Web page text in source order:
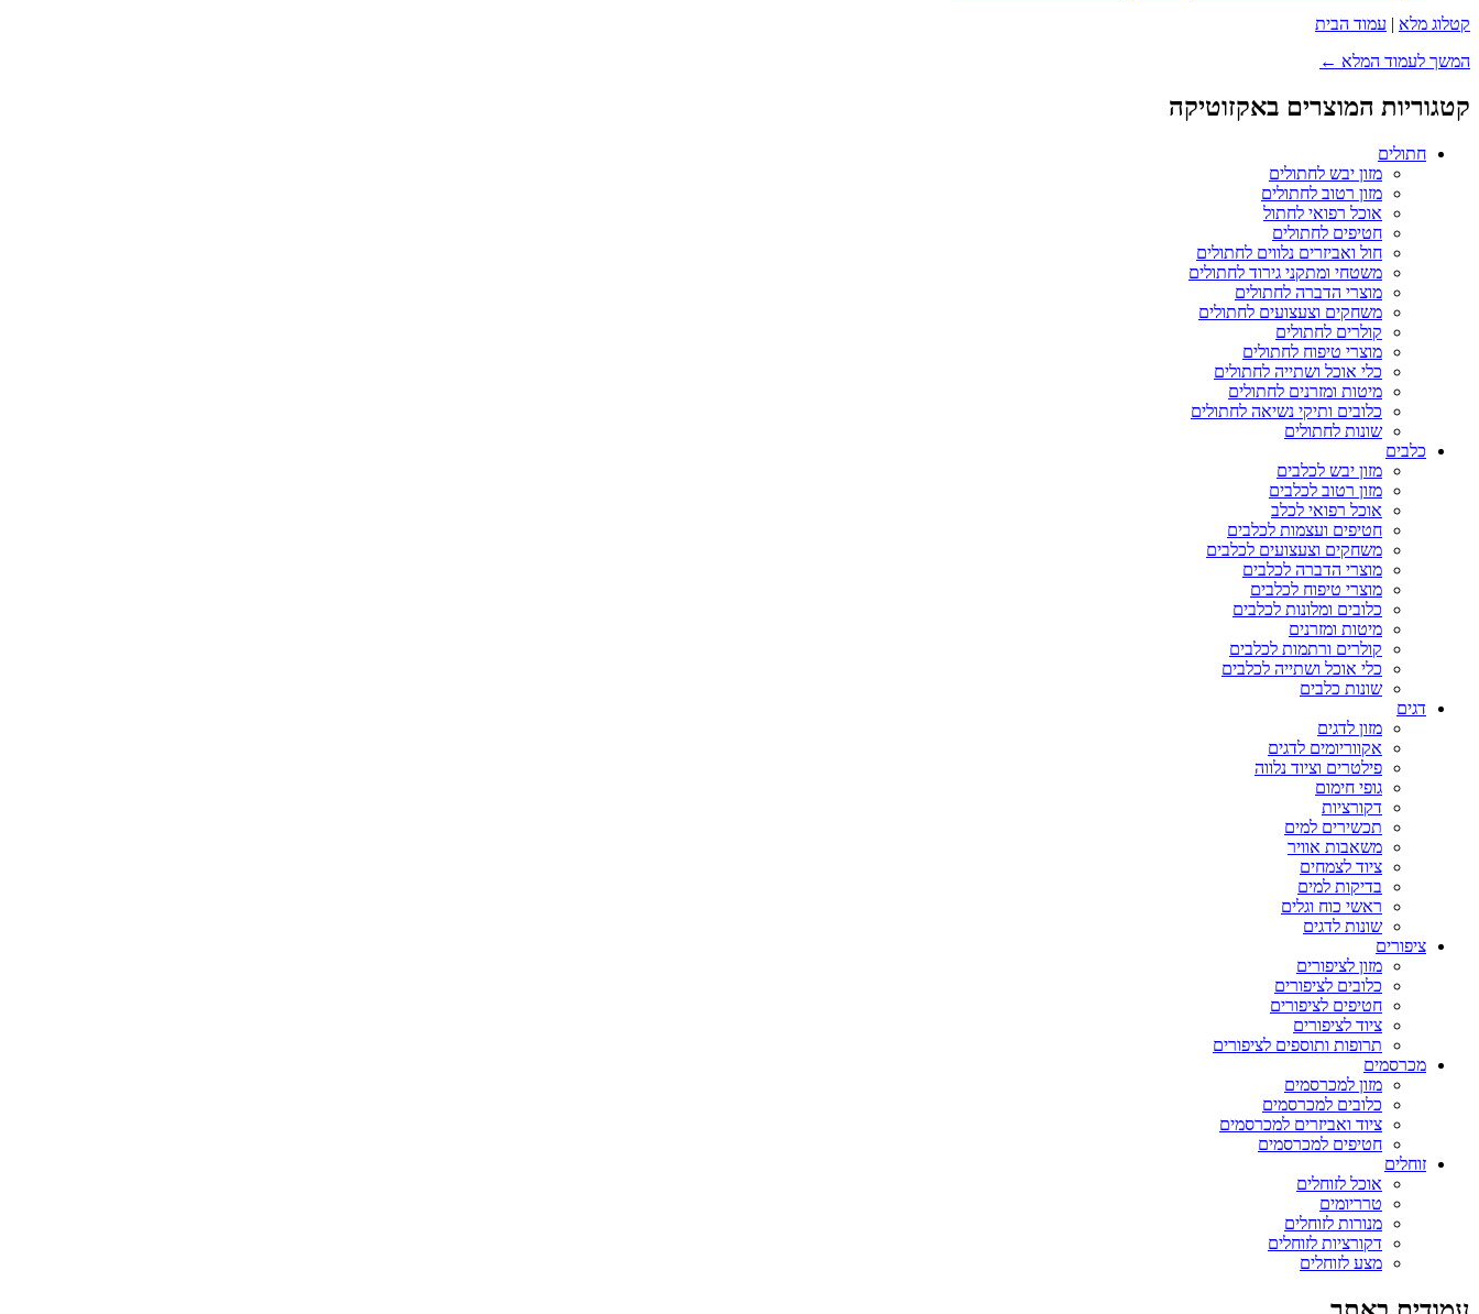
קטלוג מלא | עמוד הבית
המשך לעמוד המלא ←
קטגוריות המוצרים באקזוטיקה
חתולים
מזון יבש לחתולים
מזון רטוב לחתולים
אוכל רפואי לחתול
חטיפים לחתולים
חול ואביזרים נלווים לחתולים
משטחי ומתקני גירוד לחתולים
מוצרי הדברה לחתולים
משחקים וצעצועים לחתולים
קולרים לחתולים
מוצרי טיפוח לחתולים
כלי אוכל ושתייה לחתולים
מיטות ומזרנים לחתולים
כלובים ותיקי נשיאה לחתולים
שונות לחתולים
כלבים
מזון יבש לכלבים
מזון רטוב לכלבים
אוכל רפואי לכלב
חטיפים ועצמות לכלבים
משחקים וצעצועים לכלבים
מוצרי הדברה לכלבים
מוצרי טיפוח לכלבים
כלובים ומלונות לכלבים
מיטות ומזרנים
קולרים ורתמות לכלבים
כלי אוכל ושתייה לכלבים
שונות כלבים
דגים
מזון לדגים
אקווריומים לדגים
פילטרים וציוד נלווה
גופי חימום
דקורציות
תכשירים למים
משאבות אוויר
ציוד לצמחים
בדיקות למים
ראשי כוח וגלים
שונות לדגים
ציפורים
מזון לציפורים
כלובים לציפורים
חטיפים לציפורים
ציוד לציפורים
תרופות ותוספים לציפורים
מכרסמים
מזון למכרסמים
כלובים למכרסמים
ציוד ואביזרים למכרסמים
חטיפים למכרסמים
זוחלים
אוכל לזוחלים
טרריומים
מנורות לזוחלים
דקורציות לזוחלים
מצע לזוחלים